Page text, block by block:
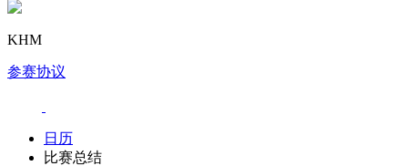
KHM
参赛协议
日历
比赛总结